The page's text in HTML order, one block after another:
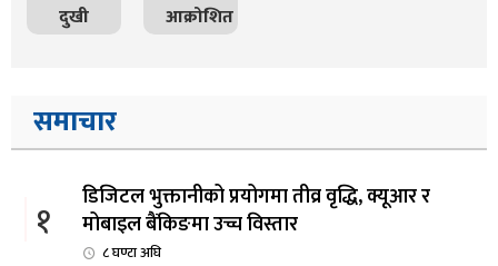
दुखी आक्रोशित
समाचार
१
डिजिटल भुक्तानीको प्रयोगमा तीव्र वृद्धि, क्यूआर र
मोबाइल बैंकिङमा उच्च विस्तार
८ घण्टा अघि